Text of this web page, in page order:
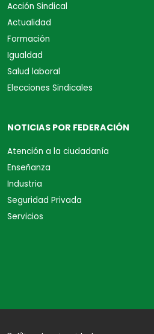
Acción Sindical
Actualidad
Formación
Igualdad
Salud laboral
Elecciones Sindicales
NOTICIAS POR FEDERACIÓN
Atención a la ciudadanía
Enseñanza
Industria
Seguridad Privada
Servicios